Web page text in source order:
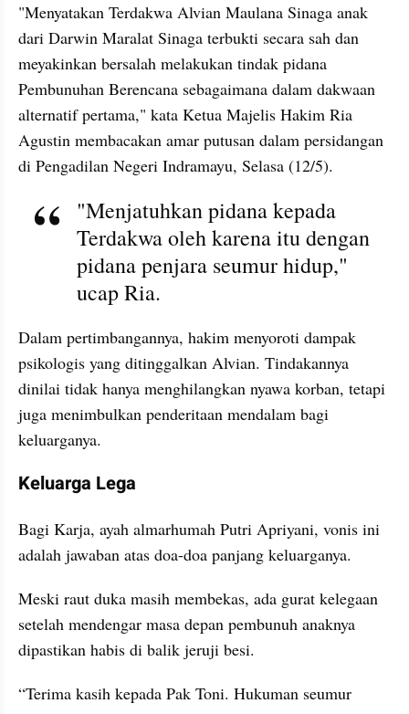
"Menyatakan Terdakwa Alvian Maulana Sinaga anak
dari Darwin Maralat Sinaga terbukti secara sah dan
meyakinkan bersalah melakukan tindak pidana
Pembunuhan Berencana sebagaimana dalam dakwaan
alternatif pertama," kata Ketua Majelis Hakim Ria
Agustin membacakan amar putusan dalam persidangan
di Pengadilan Negeri Indramayu, Selasa (12/5).
"Menjatuhkan pidana kepada
Terdakwa oleh karena itu dengan
pidana penjara seumur hidup,"
ucap Ria.
Dalam pertimbangannya, hakim menyoroti dampak
psikologis yang ditinggalkan Alvian. ‎Tindakannya
dinilai tidak hanya menghilangkan nyawa korban, tetapi
juga menimbulkan penderitaan mendalam bagi
keluarganya.
Keluarga Lega
Bagi Karja, ayah almarhumah Putri Apriyani, vonis ini
adalah jawaban atas doa-doa panjang keluarganya.
Meski raut duka masih membekas, ada gurat kelegaan
setelah mendengar masa depan pembunuh anaknya
dipastikan habis di balik jeruji besi.
‎“Terima kasih kepada Pak Toni. Hukuman seumur